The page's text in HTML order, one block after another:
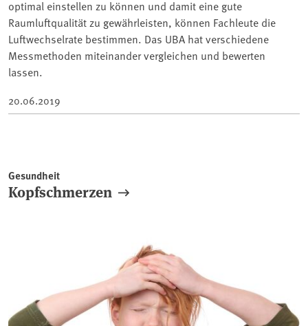
optimal einstellen zu können und damit eine gute
Raumluftqualität zu gewährleisten, können Fachleute die
Luftwechselrate bestimmen. Das UBA hat verschiedene
Messmethoden miteinander vergleichen und bewerten
lassen.
20.06.2019
Gesundheit
Kopfschmerzen